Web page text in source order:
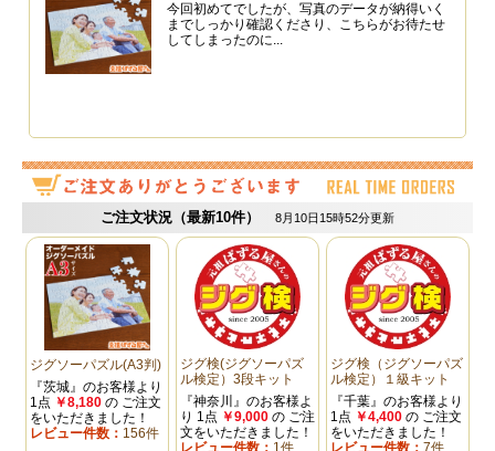
内容
完成見本
大きさ
100mm×150.5mm（台紙を含めた大きさと
なります）
納品時の状態
「組み立て」状態で納品